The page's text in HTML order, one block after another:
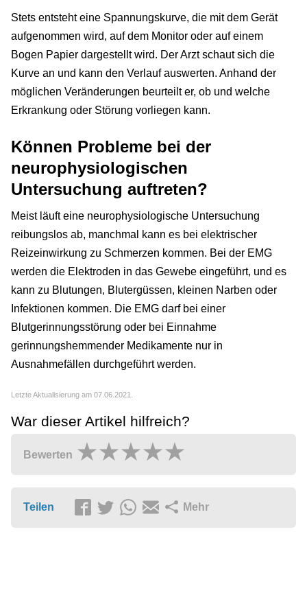
Stets entsteht eine Spannungskurve, die mit dem Gerät
aufgenommen wird, auf dem Monitor oder auf einem
Bogen Papier dargestellt wird. Der Arzt schaut sich die
Kurve an und kann den Verlauf auswerten. Anhand der
möglichen Veränderungen beurteilt er, ob und welche
Erkrankung oder Störung vorliegen kann.
Können Probleme bei der
neurophysiologischen
Untersuchung auftreten?
Meist läuft eine neurophysiologische Untersuchung
reibungslos ab, manchmal kann es bei elektrischer
Reizeinwirkung zu Schmerzen kommen. Bei der EMG
werden die Elektroden in das Gewebe eingeführt, und es
kann zu Blutungen, Blutergüssen, kleinen Narben oder
Infektionen kommen. Die EMG darf bei einer
Blutgerinnungsstörung oder bei Einnahme
gerinnungshemmender Medikamente nur in
Ausnahmefällen durchgeführt werden.
Letzte Aktualisierung am 07.06.2021.
War dieser Artikel hilfreich?
Bewerten
Teilen Mehr